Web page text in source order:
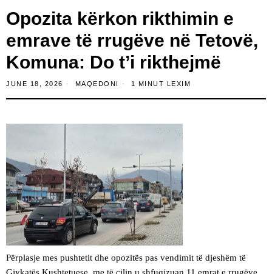
Opozita kërkon rikthimin e
emrave të rrugëve në Tetovë,
Komuna: Do t’i rikthejmë
JUNE 18, 2026 MAQEDONI 1 MINUT LEXIM
Përplasje mes pushtetit dhe opozitës pas vendimit të djeshëm të